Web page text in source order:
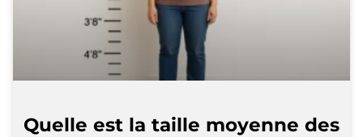
Quelle est la taille moyenne des